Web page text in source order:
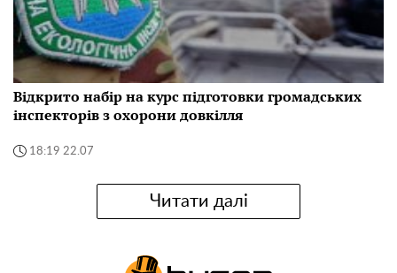
Відкрито набір на курс підготовки громадських
інспекторів з охорони довкілля
18:19 22.07
Читати далі